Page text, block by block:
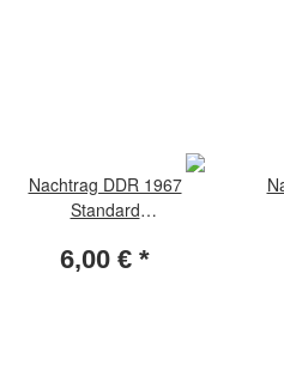
Nachtrag DDR 1967
Standard
6,00 € *